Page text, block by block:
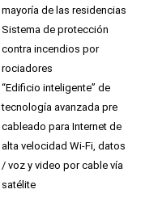
mayoría de las residencias
Sistema de protección
contra incendios por
rociadores
“Edificio inteligente” de
tecnología avanzada pre
cableado para Internet de
alta velocidad Wi-Fi, datos
/ voz y video por cable vía
satélite